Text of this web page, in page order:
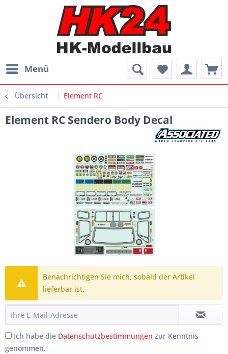
Menü
Übersicht Element RC
Element RC Sendero Body Decal
Benachrichtigen Sie mich, sobald der Artikel
lieferbar ist.
Ich habe die Datenschutzbestimmungen zur Kenntnis
genommen.